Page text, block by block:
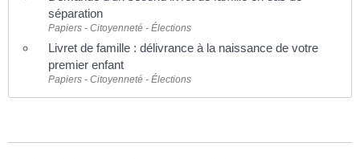
séparation
Papiers - Citoyenneté - Élections
Livret de famille : délivrance à la naissance de votre
premier enfant
Papiers - Citoyenneté - Élections